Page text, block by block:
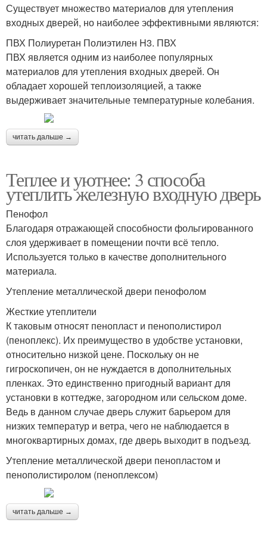
Существует множество материалов для утепления
входных дверей, но наиболее эффективными являются:
ПВХ Полиуретан Полиэтилен H3. ПВХ
ПВХ является одним из наиболее популярных
материалов для утепления входных дверей. Он
обладает хорошей теплоизоляцией, а также
выдерживает значительные температурные колебания.
читать дальше →
Теплее и уютнее: 3 способа
утеплить железную входную дверь
Пенофол
Благодаря отражающей способности фольгированного
слоя удерживает в помещении почти всё тепло.
Используется только в качестве дополнительного
материала.
Утепление металлической двери пенофолом
Жесткие утеплители
К таковым относят пенопласт и пенополистирол
(пеноплекс). Их преимущество в удобстве установки,
относительно низкой цене. Поскольку он не
гигроскопичен, он не нуждается в дополнительных
пленках. Это единственно пригодный вариант для
установки в коттедже, загородном или сельском доме.
Ведь в данном случае дверь служит барьером для
низких температур и ветра, чего не наблюдается в
многоквартирных домах, где дверь выходит в подъезд.
Утепление металлической двери пенопластом и
пенополистиролом (пеноплексом)
читать дальше →